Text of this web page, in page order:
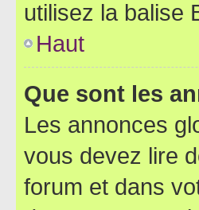
utilisez la balise
Haut
Que sont les
Les annonces
vous devez lire
forum et dans